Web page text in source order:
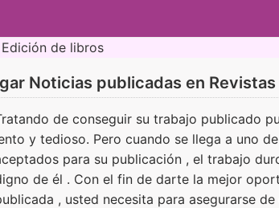
Edición de libros
Noticias publicadas en Revistas
de conseguir su trabajo publicado
y tedioso. Pero cuando se llega a uno
para su publicación , el trabajo
de él . Con el fin de darte la mejor
, usted necesita para asegurarse